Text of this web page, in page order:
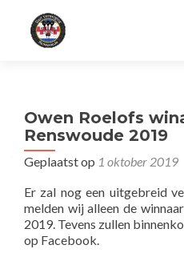
Owen Roelofs
Renswoude 2019
Geplaatst op 1 oktober 2019
Er zal nog een uitgebreid
melden wij alleen de
2019. Tevens zullen
op Facebook.